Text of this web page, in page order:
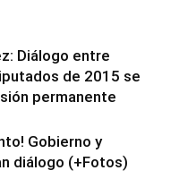
Diálogo entre
de 2015 se
permanente
Gobierno y
diálogo (+Fotos)